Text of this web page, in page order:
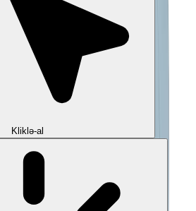
Kliklə-al